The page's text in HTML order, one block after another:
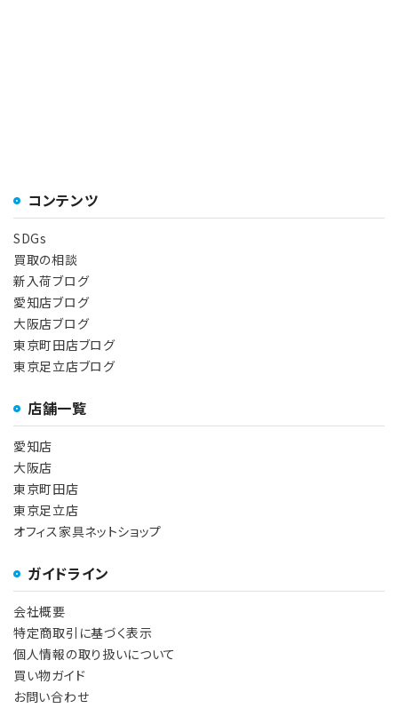
コンテンツ
SDGs
買取の相談
新入荷ブログ
愛知店ブログ
大阪店ブログ
東京町田店ブログ
東京足立店ブログ
店舗一覧
愛知店
大阪店
東京町田店
東京足立店
オフィス家具ネットショップ
ガイドライン
会社概要
特定商取引に基づく表示
個人情報の取り扱いについて
買い物ガイド
お問い合わせ